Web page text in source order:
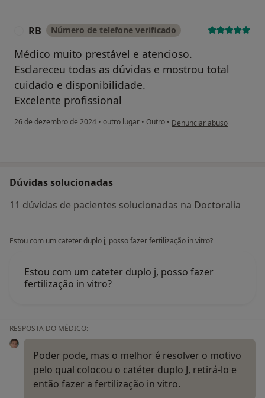
RB Número de telefone verificado
Médico muito prestável e atencioso.
Esclareceu todas as dúvidas e mostrou total
cuidado e disponibilidade.
Excelente profissional
26 de dezembro de 2024 • outro lugar • Outro • na opinião do utilizador RB
Denunciar abuso
Dúvidas solucionadas
11 dúvidas de pacientes solucionadas na Doctoralia
Estou com um cateter duplo j, posso fazer fertilização in vitro?
Estou com um cateter duplo j, posso fazer
fertilização in vitro?
RESPOSTA DO MÉDICO:
Poder pode, mas o melhor é resolver o motivo
pelo qual colocou o catéter duplo J, retirá-lo e
então fazer a fertilização in vitro.